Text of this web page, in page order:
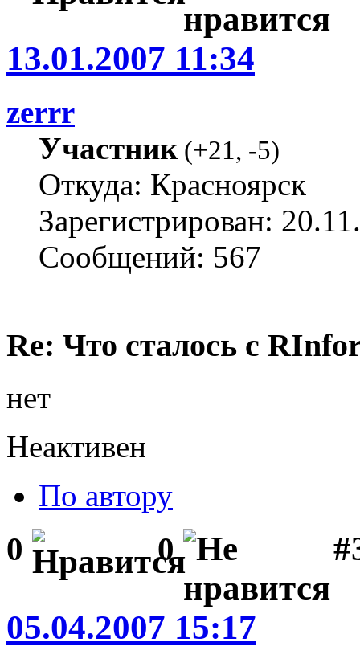
13.01.2007 11:34
zerrr
Участник(+21, -5)
Откуда: Красноярск
Зарегистрирован:
Сообщений: 567
Re: Что сталось с
нет
Неактивен
По автору
0 0
05.04.2007 15:17